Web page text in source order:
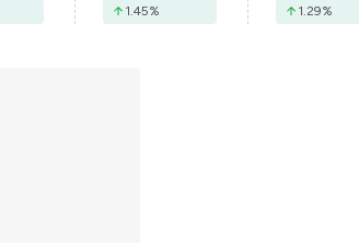
1.45% 1.29%